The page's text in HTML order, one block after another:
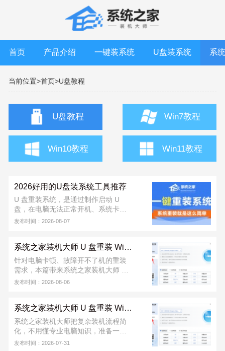
首页 产品介绍 一键装系统 U盘装系统 系
当前位置>首页>U盘教程
U盘教程 Win7教程
Win10教程 Win11教程
2026好用的U盘装系统工具推荐
U 盘重装系统，是通过制作启动 U
盘，在电脑无法正常开机、系统卡
顿、中毒或需要全新安装时，快速重
盘启动，即可进入安装界面，按提示
一步步完成系统重装。整个过程稳定
可靠，不易受网络影响，支持格式化
顿、开机失败等问题，适合电脑维
发布时间：2026-08-07
系统之家装机大师 U 盘重装 Win10 系统教程
针对电脑卡顿、故障开不了机的重装
需求，本篇带来系统之家装机大师 U
盘重装 Win10 完整教程。该工具能一
程，操作门槛低，新手可跟着步骤完
成重装。软件从下载到安装完成，不
收取任何费用！若安装出现问题，可
822317920，寻求技术支持。
发布时间：2026-08-06
系统之家装机大师 U 盘重装 Win7 系统教程
系统之家装机大师把复杂装机流程简
化，不用懂专业电脑知识，准备一个
8G 以上 U 盘就能搞定。不管是电脑正
发布时间：2026-07-31